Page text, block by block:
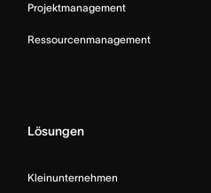
Projektmanagement
Ressourcenmanagement
Lösungen
Kleinunternehmen